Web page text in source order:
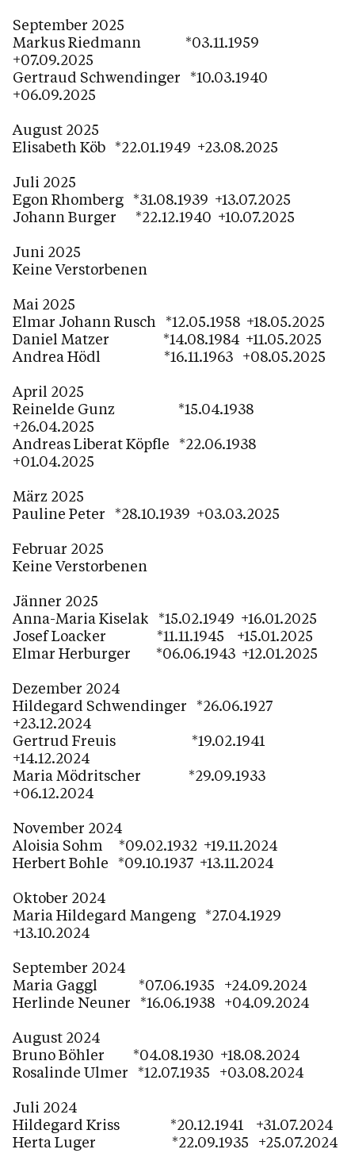
September 2025
Markus Riedmann *03.11.1959
+07.09.2025
Gertraud Schwendinger *10.03.1940
+06.09.2025
August 2025
Elisabeth Köb *22.01.1949 +23.08.2025
Juli 2025
Egon Rhomberg *31.08.1939 +13.07.2025
Johann Burger *22.12.1940 +10.07.2025
Juni 2025
Keine Verstorbenen
Mai 2025
Elmar Johann Rusch *12.05.1958 +18.05.2025
Daniel Matzer *14.08.1984 +11.05.2025
Andrea Hödl *16.11.1963 +08.05.2025
April 2025
Reinelde Gunz *15.04.1938
+26.04.2025
Andreas Liberat Köpfle *22.06.1938
+01.04.2025
März 2025
Pauline Peter *28.10.1939 +03.03.2025
Februar 2025
Keine Verstorbenen
Jänner 2025
Anna-Maria Kiselak *15.02.1949 +16.01.2025
Josef Loacker *11.11.1945 +15.01.2025
Elmar Herburger *06.06.1943 +12.01.2025
Dezember 2024
Hildegard Schwendinger *26.06.1927
+23.12.2024
Gertrud Freuis *19.02.1941
+14.12.2024
Maria Mödritscher *29.09.1933
+06.12.2024
November 2024
Aloisia Sohm *09.02.1932 +19.11.2024
Herbert Bohle *09.10.1937 +13.11.2024
Oktober 2024
Maria Hildegard Mangeng *27.04.1929
+13.10.2024
September 2024
Maria Gaggl *07.06.1935 +24.09.2024
Herlinde Neuner *16.06.1938 +04.09.2024
August 2024
Bruno Böhler *04.08.1930 +18.08.2024
Rosalinde Ulmer *12.07.1935 +03.08.2024
Juli 2024
Hildegard Kriss *20.12.1941 +31.07.2024
Herta Luger *22.09.1935 +25.07.2024